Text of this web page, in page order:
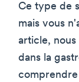
Ce type de
mais vous
article,
dans la